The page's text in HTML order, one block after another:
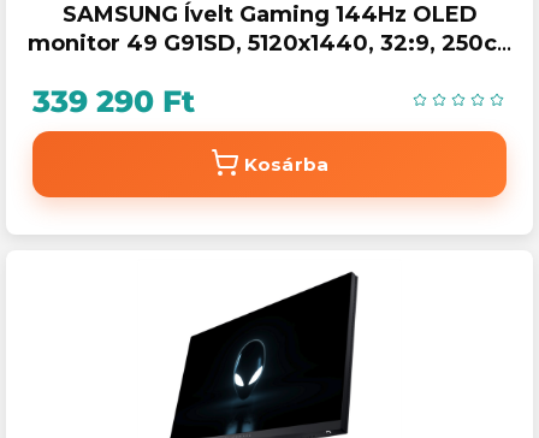
SAMSUNG Ívelt Gaming 144Hz OLED
monitor 49 G91SD, 5120x1440, 32:9, 250cd
339 290 Ft
Kosárba